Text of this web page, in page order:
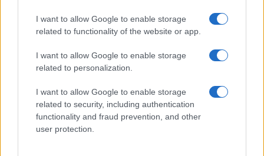
I want to allow Google to enable storage
related to functionality of the website or app.
I want to allow Google to enable storage
related to personalization.
I want to allow Google to enable storage
related to security, including authentication
functionality and fraud prevention, and other
user protection.
(PAXG)
Kinza Babylon Staked
BTC
(KBTC)
$83,270.00